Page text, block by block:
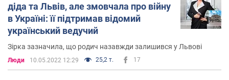
діда та Львів, але змовчала про війну
в Україні: її підтримав відомий
український ведучий
Зірка зазначила, що родич назавжди залишився у Львові
Люди 10.05.2022 12:29 25,2 т. 17